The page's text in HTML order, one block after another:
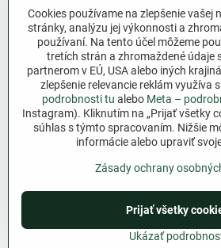
Všetko o nákupe
Ďakujeme za podporu
Sme slovenský e-shop bez
vďaka vám – ľuďom, ktorí veria
lásku k pôde​. Každý nákup na
pokračovať v tom, čo má
záhradkárom zadarmo a
©2026Copyright
Predvoľby súkromiaZásady
Podmienky
Vytvorené pomocou:
Cookies používame na zlepšenie vašej
stránky, analýzu jej výkonnosti a
používaní. Na tento účel môžeme
tretích strán a zhromaždené údaje
partnerom v EÚ, USA alebo iných
zlepšenie relevancie reklám využíva
podrobnosti tu alebo Meta –
Instagram). Kliknutím na „Prijať všetky
súhlas s týmto spracovaním. Nižšie
informácie alebo upraviť
Zásady ochrany
Ukázať
Prijať všetky